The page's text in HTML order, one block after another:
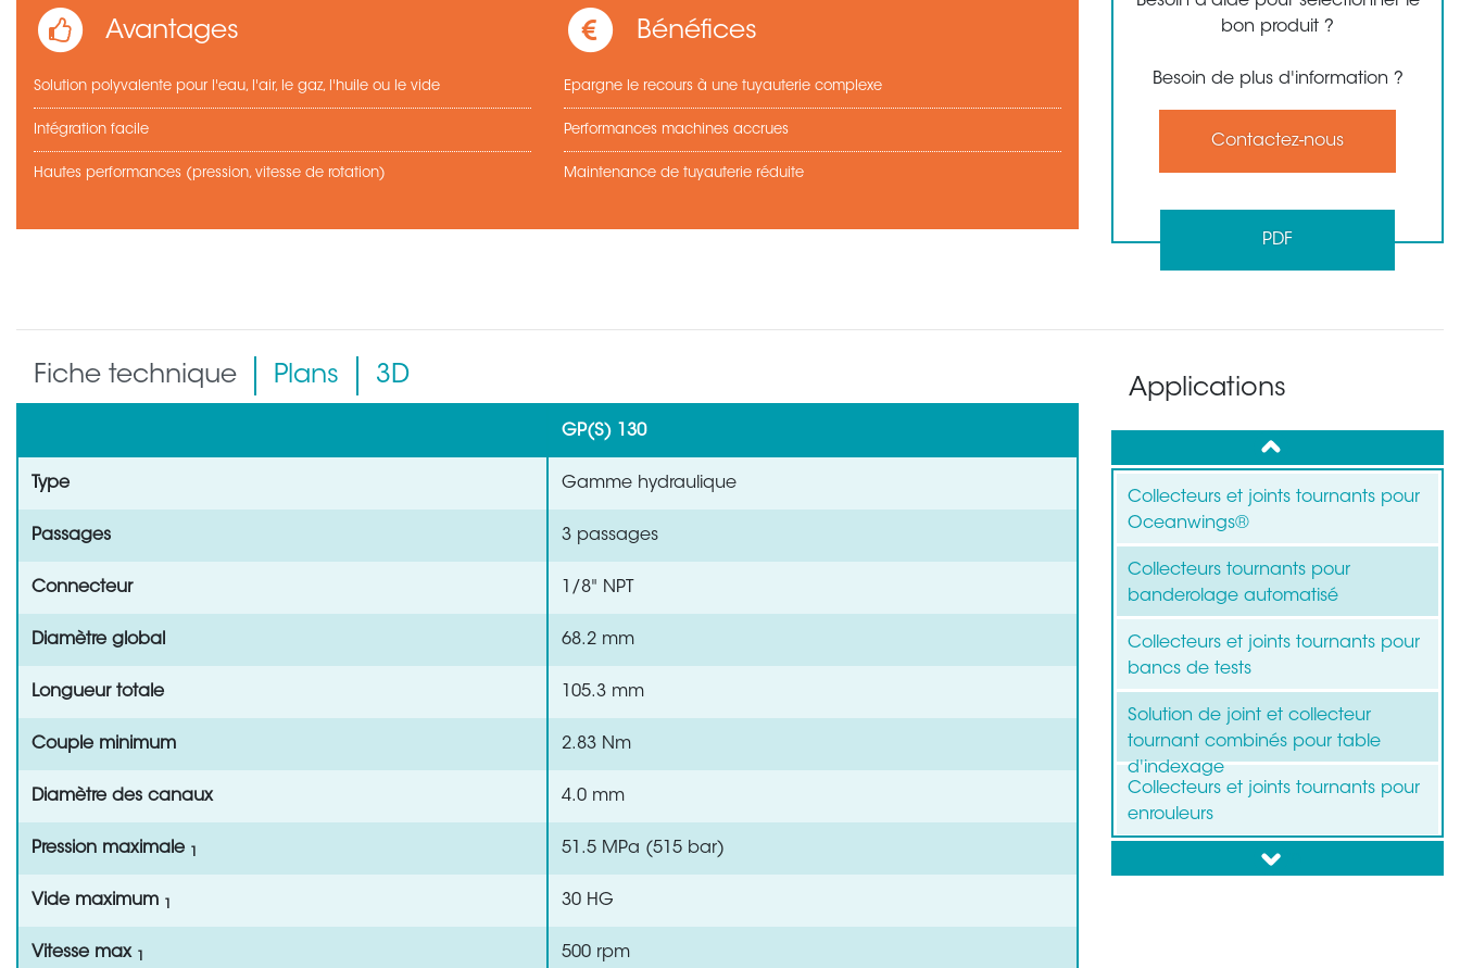
Avantages
Solution polyvalente pour l'eau, l'air, le gaz, l'huile ou le vide
Intégration facile
Hautes performances (pression, vitesse de rotation)
Bénéfices
Epargne le recours à une tuyauterie complexe
Performances machines accrues
Maintenance de tuyauterie réduite
bon produit ?
Besoin de plus d'information ?
Contactez-nous
PDF
Fiche technique Plans 3D
GP(S) 130
Type Gamme hydraulique
Passages 3 passages
Connecteur 1/8" NPT
Diamètre global 68.2 mm
Longueur totale 105.3 mm
Couple minimum 2.83 Nm
Diamètre des canaux 4.0 mm
Pression maximale 51.5 MPa (515 bar)
Vide maximum 30 HG
Vitesse max 500 rpm
Applications
up
Collecteurs et joints tournants pour
Oceanwings®
Collecteurs tournants pour
banderolage automatisé
Collecteurs et joints tournants pour
bancs de tests
Solution de joint et collecteur
tournant combinés pour table
d'indexage
Collecteurs et joints tournants pour
enrouleurs
down